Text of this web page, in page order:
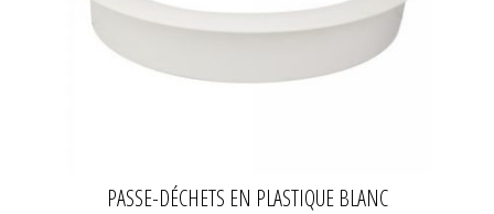
PASSE-DÉCHETS EN PLASTIQUE BLANC